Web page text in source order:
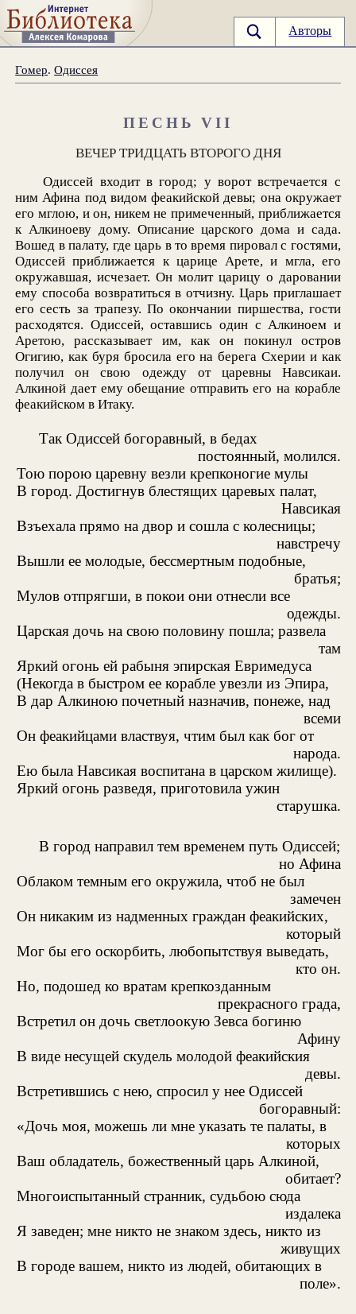
Авторы
Гомер.Одиссея
ПЕСНЬ VII
ВЕЧЕР ТРИДЦАТЬ ВТОРОГО ДНЯ
Одиссей входит в город; у ворот встречается с
ним Афина под видом феакийской девы; она окружает
его мглою, и он, никем не примеченный, приближается
к Алкиноеву дому. Описание царского дома и сада.
Вошед в палату, где царь в то время пировал с гостями,
Одиссей приближается к царице Арете, и мгла, его
окружавшая, исчезает. Он молит царицу о даровании
ему способа возвратиться в отчизну. Царь приглашает
его сесть за трапезу. По окончании пиршества, гости
расходятся. Одиссей, оставшись один с Алкиноем и
Аретою, рассказывает им, как он покинул остров
Огигию, как буря бросила его на берега Схерии и как
получил он свою одежду от царевны Навсикаи.
Алкиной дает ему обещание отправить его на корабле
феакийском в Итаку.
Так Одиссей богоравный, в бедах
постоянный, молился.
Тою порою царевну везли крепконогие мулы
В город. Достигнув блестящих царевых палат,
Навсикая
Взъехала прямо на двор и сошла с колесницы;
навстречу
Вышли ее молодые, бессмертным подобные,
братья;
Мулов отпрягши, в покои они отнесли все
одежды.
Царская дочь на свою половину пошла; развела
там
Яркий огонь ей рабыня эпирская Евримедуса
(Некогда в быстром ее корабле увезли из Эпира,
В дар Алкиною почетный назначив, понеже, над
всеми
Он феакийцами властвуя, чтим был как бог от
народа.
Ею была Навсикая воспитана в царском жилище).
Яркий огонь разведя, приготовила ужин
старушка.
В город направил тем временем путь Одиссей;
но Афина
Облаком темным его окружила, чтоб не был
замечен
Он никаким из надменных граждан феакийских,
который
Мог бы его оскорбить, любопытствуя выведать,
кто он.
Но, подошед ко вратам крепкозданным
прекрасного града,
Встретил он дочь светлоокую Зевса богиню
Афину
В виде несущей скудель молодой феакийския
девы.
Встретившись с нею, спросил у нее Одиссей
богоравный:
«Дочь моя, можешь ли мне указать те палаты, в
которых
Ваш обладатель, божественный царь Алкиной,
обитает?
Многоиспытанный странник, судьбою сюда
издалека
Я заведен; мне никто не знаком здесь, никто из
живущих
В городе вашем, никто из людей, обитающих в
поле».